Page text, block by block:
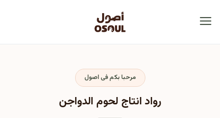
مرحبا بكم فى اصول
رواد انتاج لحوم الدواجن